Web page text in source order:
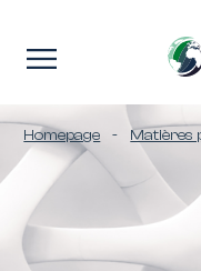
Homepage - Matières